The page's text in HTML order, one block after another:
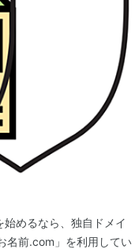
めるなら、独自ドメイ
名前.com」を利用してい